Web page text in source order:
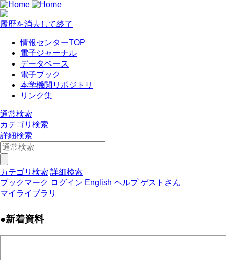
履歴を消去して終了
情報センターTOP
電子ジャーナル
データベース
電子ブック
本学機関リポジトリ
リンク集
通常検索
カテゴリ検索
詳細検索
カテゴリ検索 詳細検索
ブックマーク ログイン English ヘルプ ゲストさん
マイライブラリ
●新着資料